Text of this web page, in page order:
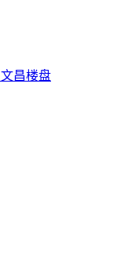
文昌楼盘